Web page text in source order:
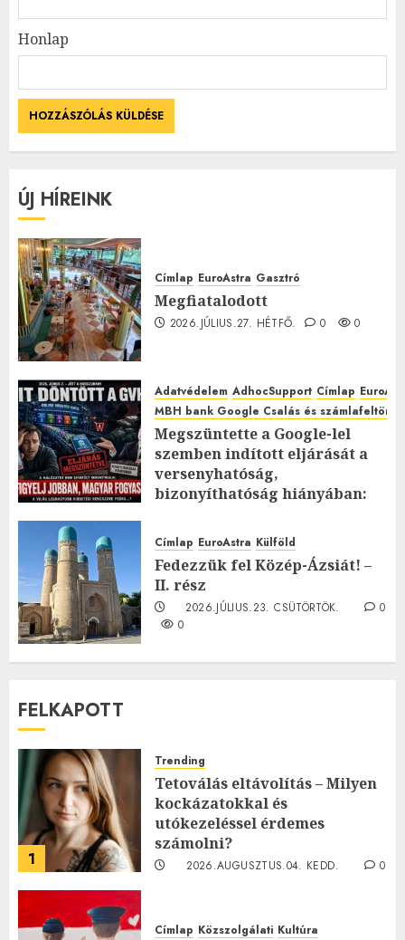
Honlap
ÚJ HÍREINK
Címlap EuroAstra Gasztró
Megfiatalodott
2026.JÚLIUS.27. HÉTFŐ. 0 0
Adatvédelem AdhocSupport Címlap
MBH bank Google Csalás és
Megszüntette a Google-lel
szemben indított eljárását a
versenyhatóság,
bizonyíthatóság hiányában:
2026.JÚLIUS.23. CSÜTÖRTÖK.
0
Címlap EuroAstra Külföld
Fedezzük fel Közép-Ázsiát! –
II. rész
2026.JÚLIUS.23. CSÜTÖRTÖK.
0
0
FELKAPOTT
1
Trending
Tetoválás eltávolítás – Milyen
kockázatokkal és
utókezeléssel érdemes
számolni?
2026.AUGUSZTUS.04. KEDD.
0
Címlap Közszolgálati Kultúra